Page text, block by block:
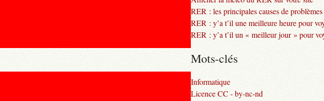
RER : les principales causes de problèmes
RER : y’a t’il une meilleure heure pour
RER : y’a t’il un « meilleur jour » pour
Mots-clés
Informatique
Licence CC - by-nc-nd